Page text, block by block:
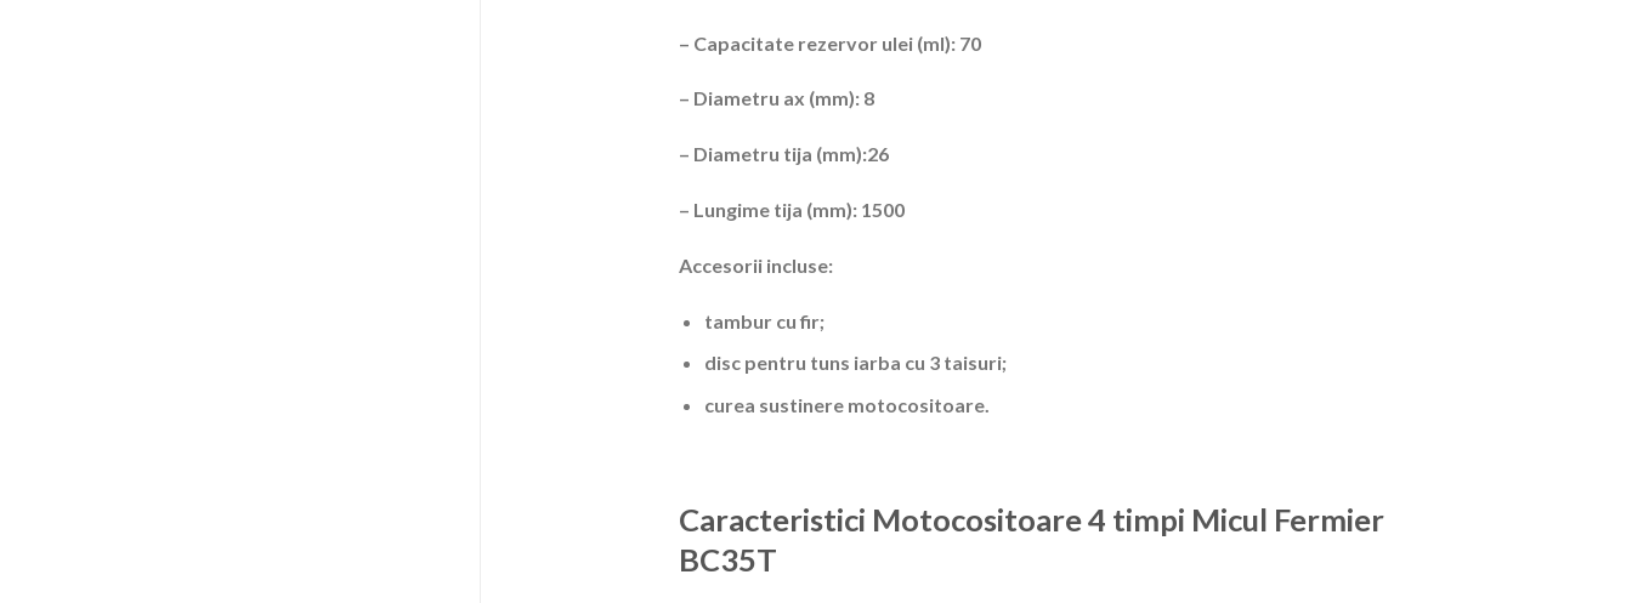
– Capacitate rezervor ulei (ml): 70
– Diametru ax (mm): 8
– Diametru tija (mm):26
– Lungime tija (mm): 1500
Accesorii incluse:
tambur cu fir;
disc pentru tuns iarba cu 3 taisuri;
curea sustinere motocositoare.
Caracteristici Motocositoare 4 timpi Micul Fermier
BC35T